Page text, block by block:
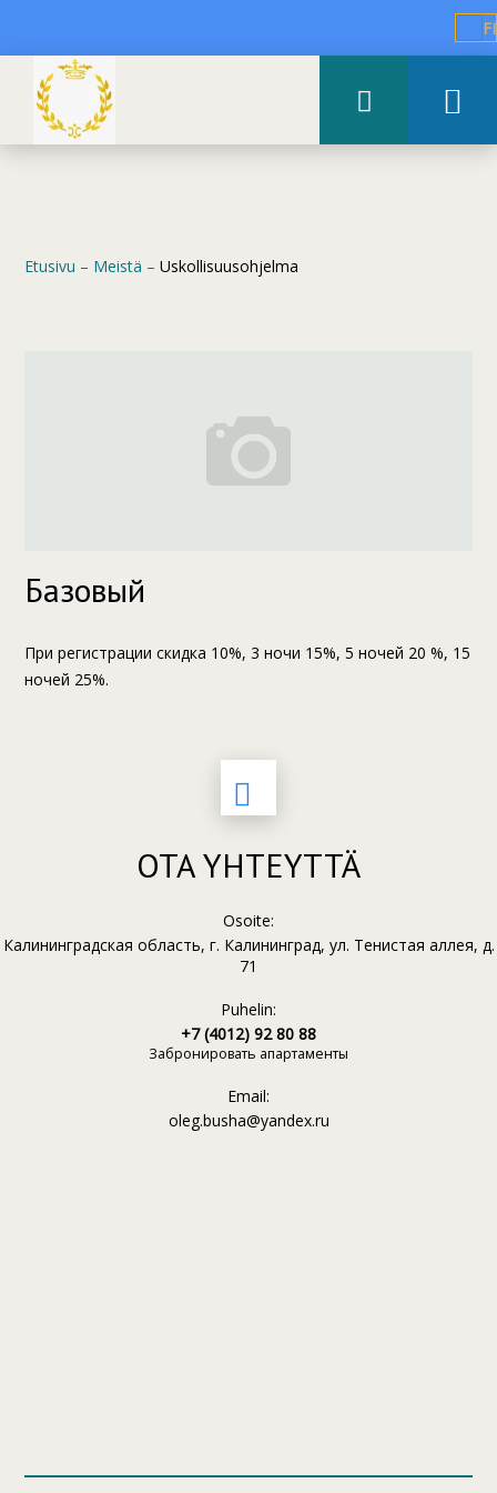
FI
Etusivu – Meistä –Uskollisuusohjelma
Базовый
При регистрации скидка 10%, 3 ночи 15%, 5 ночей 20 %, 15
ночей 25%.
OTA YHTEYTTÄ
Osoite:
Калининградская область, г. Калининград, ул. Тенистая аллея, д.
71
Puhelin:
+7 (4012) 92 80 88
Забронировать апартаменты
Email:
oleg.busha@yandex.ru